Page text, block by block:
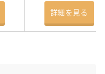
詳細を見る